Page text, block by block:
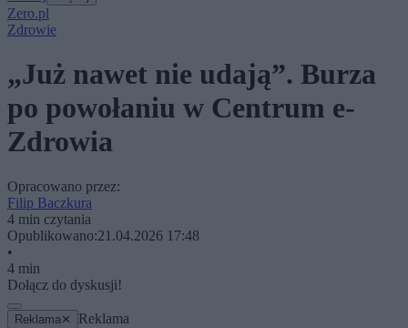
Zero.pl
Zdrowie
„Już nawet nie udają”. Burza
po powołaniu w Centrum e-
Zdrowia
Opracowano przez:
Filip Baczkura
4 min czytania
Opublikowano:21.04.2026 17:48
•
4 min
Dołącz do dyskusji!
Reklama ✕ Reklama